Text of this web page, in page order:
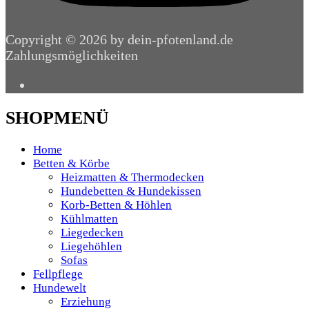
Copyright © 2026 by dein-pfotenland.de
Zahlungsmöglichkeiten
SHOPMENÜ
Home
Betten & Körbe
Heizmatten & Thermodecken
Hundebetten & Hundekissen
Korb-Betten & Höhlen
Kühlmatten
Liegedecken
Liegehöhlen
Sofas
Fellpflege
Hundewelt
Erziehung